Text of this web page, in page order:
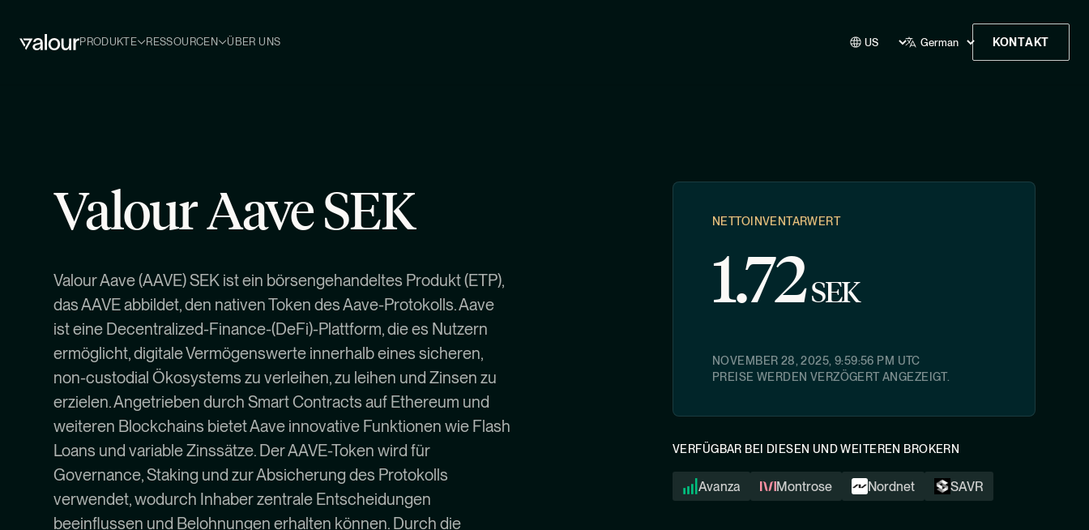
PRODUKTE RESSOURCEN ÜBER UNS KONTAKT
Valour Aave SEK
Valour Aave (AAVE) SEK ist ein börsengehandeltes Produkt (ETP),
das AAVE abbildet, den nativen Token des Aave-Protokolls. Aave
ist eine Decentralized-Finance-(DeFi)-Plattform, die es Nutzern
ermöglicht, digitale Vermögenswerte innerhalb eines sicheren,
non-custodial Ökosystems zu verleihen, zu leihen und Zinsen zu
erzielen. Angetrieben durch Smart Contracts auf Ethereum und
weiteren Blockchains bietet Aave innovative Funktionen wie Flash
Loans und variable Zinssätze. Der AAVE-Token wird für
Governance, Staking und zur Absicherung des Protokolls
verwendet, wodurch Inhaber zentrale Entscheidungen
beeinflussen und Belohnungen erhalten können. Durch die
NETTOINVENTARWERT
1.72SEK
NOVEMBER 28, 2025, 9:59:56 PM UTC
PREISE WERDEN VERZÖGERT ANGEZEIGT.
VERFÜGBAR BEI DIESEN UND WEITEREN BROKERN
Avanza Montrose Nordnet SAVR